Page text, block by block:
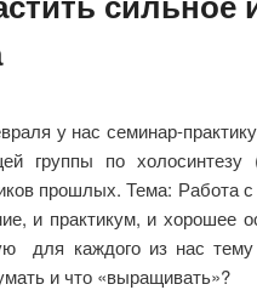
у нас семинар-
группы по холосинтезу
прошлых. Тема: Работа
и практикум, и хорошее
для каждого из нас
и что «выращивать»?